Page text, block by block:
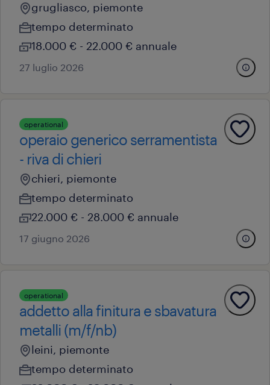
grugliasco, piemonte
tempo determinato
18.000 € - 22.000 € annuale
27 luglio 2026
operational
operaio generico serramentista
- riva di chieri
chieri, piemonte
tempo determinato
22.000 € - 28.000 € annuale
17 giugno 2026
operational
addetto alla finitura e sbavatura
metalli (m/f/nb)
leini, piemonte
tempo determinato